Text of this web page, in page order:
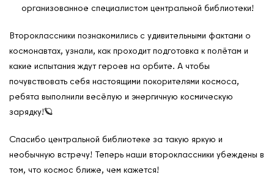
О нас
Мероприятия
Обмен опытом
САШ ЮНЕСКО в РФ
Новости
Кафедры ЮНЕСКО РФ
организованное специалистом центральной библиотеки!
Второклассники познакомились с удивительными фактами о
космонавтах, узнали, как проходит подготовка к полётам и
какие испытания ждут героев на орбите. А чтобы
почувствовать себя настоящими покорителями космоса,
ребята выполнили весёлую и энергичную космическую
зарядку!🪐
Спасибо центральной библиотеке за такую яркую и
необычную встречу! Теперь наши второклассники убеждены в
том, что космос ближе, чем кажется!